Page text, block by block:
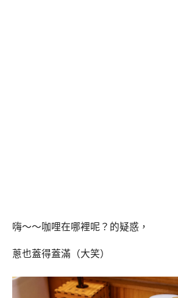
嗨～～咖哩在哪裡呢？的疑惑，
蔥也蓋得蓋滿（大笑）